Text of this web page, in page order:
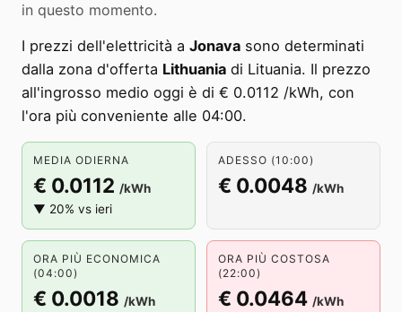
in questo momento.
I prezzi dell'elettricità a Jonava sono determinati
dalla zona d'offerta Lithuania di Lituania. Il prezzo
all'ingrosso medio oggi è di € 0.0112 /kWh, con
l'ora più conveniente alle 04:00.
MEDIA ODIERNA
€ 0.0112 /kWh
▼ 20% vs ieri
ADESSO (10:00)
€ 0.0048 /kWh
ORA PIÙ ECONOMICA
(04:00)
€ 0.0018 /kWh
ORA PIÙ COSTOSA
(22:00)
€ 0.0464 /kWh